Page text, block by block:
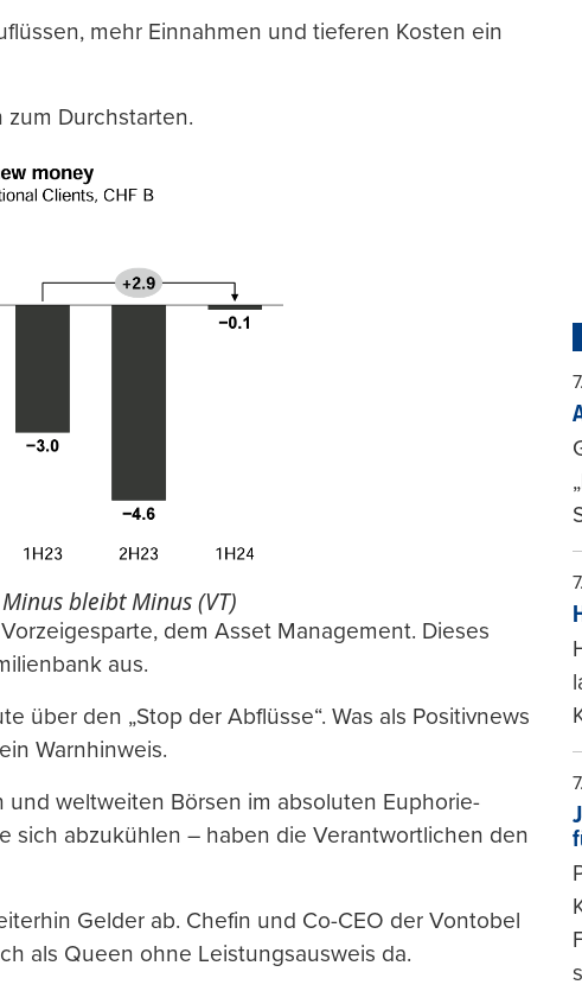
mehr Einnahmen und tieferen Kosten ein
zum Durchstarten.
Minus bleibt Minus (VT)
dem Asset Management. Dieses
aus.
über den „Stop der Abflüsse“. Was als Positivnews
Warnhinweis.
weltweiten Börsen im absoluten Euphorie-
sich abzukühlen – haben die Verantwortlichen den
Gelder ab. Chefin und Co-CEO der Vontobel
als Queen ohne Leistungsausweis da.